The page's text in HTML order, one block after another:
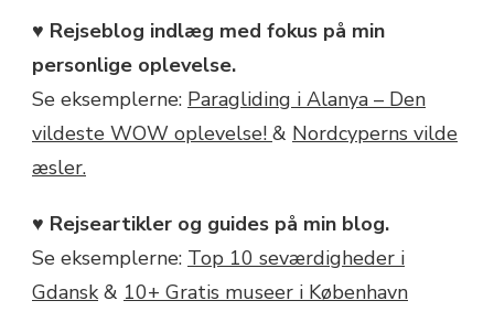
♥ Rejseblog indlæg med fokus på min
personlige oplevelse.
Se eksemplerne: Paragliding i Alanya – Den
vildeste WOW oplevelse! & Nordcyperns vilde
æsler.
♥ Rejseartikler og guides på min blog.
Se eksemplerne: Top 10 seværdigheder i
Gdansk & 10+ Gratis museer i København